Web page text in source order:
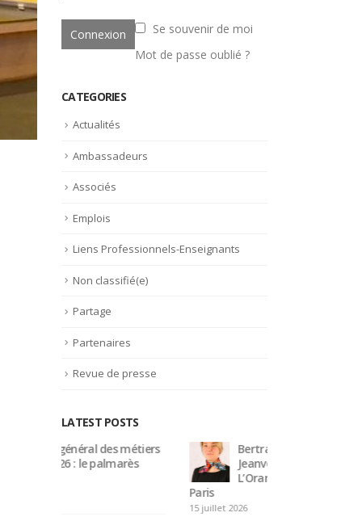
Se souvenir de moi
Mot de passe oublié ?
CATEGORIES
Actualités
Ambassadeurs
Associés
Emplois
Liens Professionnels-Enseignants
Non classifié(e)
Partage
Partenaires
Revue de presse
LATEST POSTS
Bertrand Noeureuil et Elsa
Jeanvoine à la tête de
L’Orangerie du George V à